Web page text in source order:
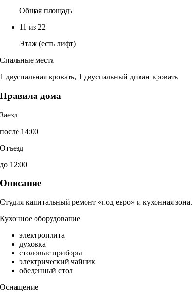
Общая площадь
11 из 22
Этаж (есть лифт)
Спальные места
1 двуспальная кровать, 1 двуспальный диван-кровать
Правила дома
Заезд
после 14:00
Отъезд
до 12:00
Описание
Студия капитальный ремонт «под евро» и кухонная зона.
Кухонное оборудование
электроплита
духовка
столовые приборы
электрический чайник
обеденный стол
Оснащение